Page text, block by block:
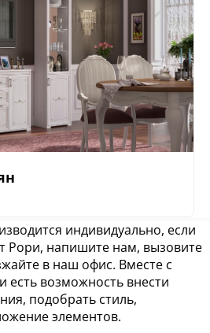
индивидуально, если
Рори, напишите нам, вызовите
в наш офис. Вместе с
возможность внести
подобрать стиль,
элементов.